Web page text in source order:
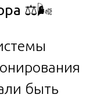
⚖️🌬️
быть